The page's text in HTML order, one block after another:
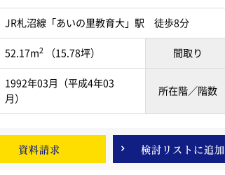
JR札沼線「あいの里教育大」駅 徒歩8分
52.17m2 （15.78坪） 間取り
1992年03月（平成4年03
月）
所在階／階数
資料請求 検討リスト に追加